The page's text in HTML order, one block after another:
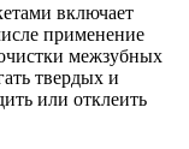
включает
применение
межзубных
твердых и
или отклеить